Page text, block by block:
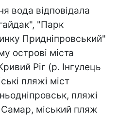
вода відповідала
"Парк
Придніпровський"
острові міста
Ріг (р. Інгулець
пляжі міст
пляжі
Самар, міський пляж